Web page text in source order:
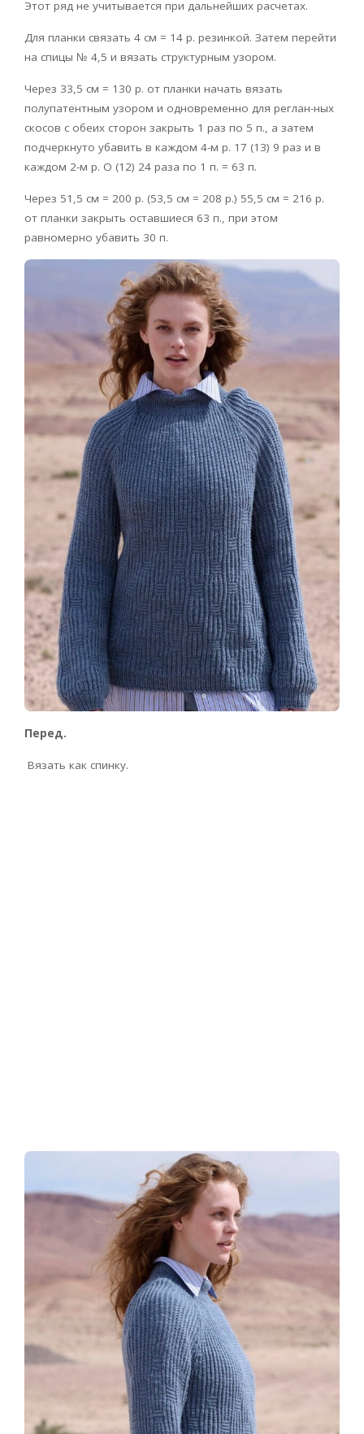
Этот ряд не учитывается при дальнейших расчетах.
Для планки связать 4 см = 14 р. резинкой. Затем перейти
на спицы № 4,5 и вязать структурным узором.
Через 33,5 см = 130 р. от планки начать вязать
полупатентным узором и одновременно для реглан-ных
скосов с обеих сторон закрыть 1 раз по 5 п., а затем
подчеркнуто убавить в каждом 4-м р. 17 (13) 9 раз и в
каждом 2-м р. О (12) 24 раза по 1 п. = 63 п.
Через 51,5 см = 200 р. (53,5 см = 208 р.) 55,5 см = 216 р.
от планки закрыть оставшиеся 63 п., при этом
равномерно убавить 30 п.
Перед.
Вязать как спинку.